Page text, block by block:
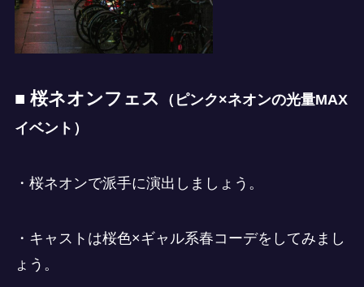
■ 桜ネオンフェス
（ピンク×ネオンの光量MAX
イベント）
・桜ネオンで派手に演出しましょう。
・キャストは桜色×ギャル系春コーデをしてみまし
ょう。